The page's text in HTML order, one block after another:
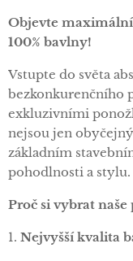
Objevte
100% bavlny!
Vstupte do světa
bezkonkurenčního
exkluzivními
nejsou jen
základním
pohodlnosti a stylu.
Proč si vybrat naše
1. Nejvyšší kvalita